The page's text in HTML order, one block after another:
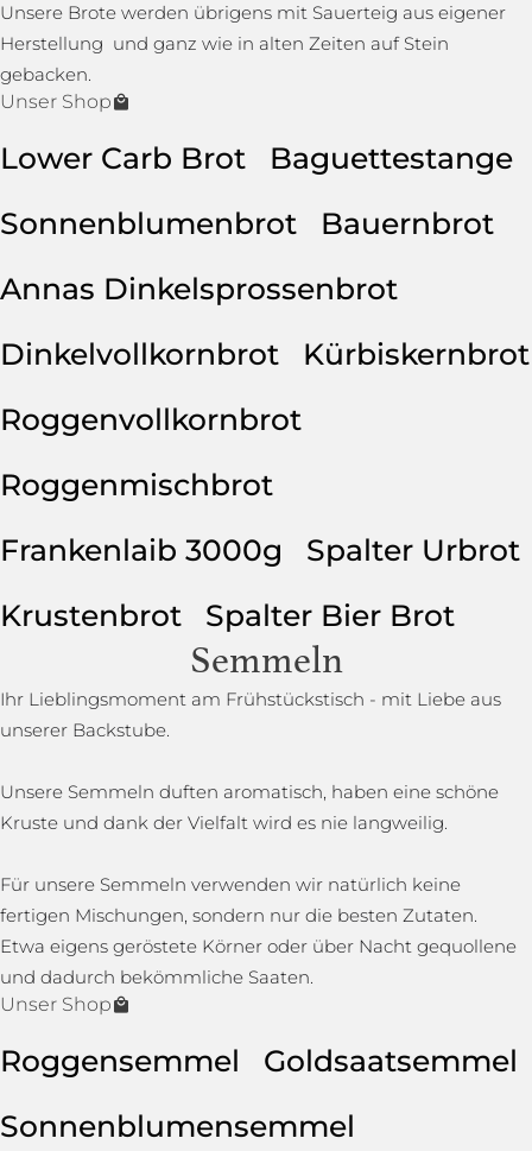
Unsere Brote werden übrigens mit Sauerteig aus eigener
Herstellung und ganz wie in alten Zeiten auf Stein
gebacken.
Unser Shop
Lower Carb Brot
Baguettestange
Sonnenblumenbrot
Bauernbrot
Annas Dinkelsprossenbrot
Dinkelvollkornbrot
Kürbiskernbrot
Roggenvollkornbrot
Roggenmischbrot
Frankenlaib 3000g
Spalter Urbrot
Krustenbrot
Spalter Bier Brot
Semmeln
Ihr Lieblingsmoment am Frühstückstisch - mit Liebe aus
unserer Backstube.
Unsere Semmeln duften aromatisch, haben eine schöne
Kruste und dank der Vielfalt wird es nie langweilig.
Für unsere Semmeln verwenden wir natürlich keine
fertigen Mischungen, sondern nur die besten Zutaten.
Etwa eigens geröstete Körner oder über Nacht gequollene
und dadurch bekömmliche Saaten.
Unser Shop
Roggensemmel
Goldsaatsemmel
Sonnenblumensemmel